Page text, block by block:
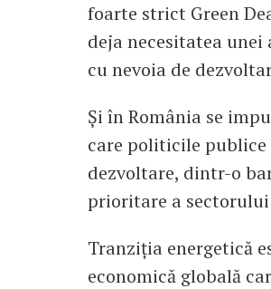
foarte strict Green
deja necesitatea
cu nevoia de
Și în România se
care politicile publice
dezvoltare, dintr-o
prioritare a
Tranziția energetică
economică globală